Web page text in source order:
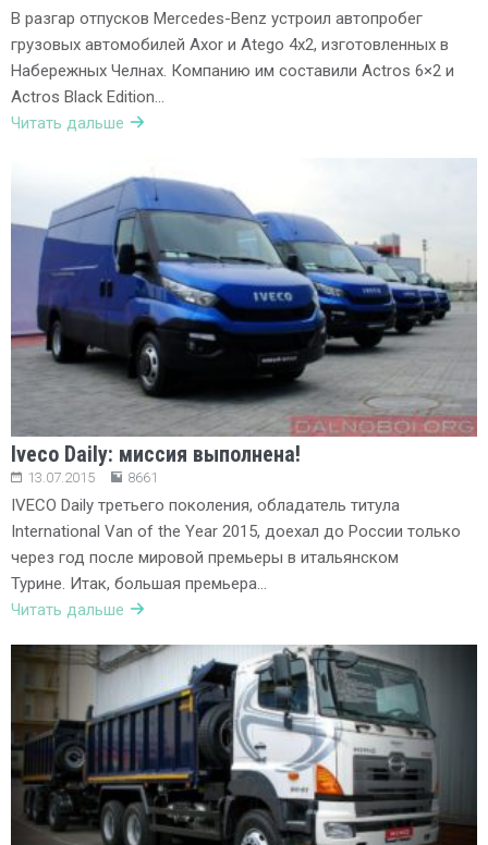
В разгар отпусков Mercedes-Benz устроил автопробег
грузовых автомобилей Axor и Atego 4х2, изготовленных в
Набережных Челнах. Компанию им составили Actros 6×2 и
Actros Black Edition…
Читать дальше
Iveco Daily: миссия выполнена!
13.07.2015 8661
IVECO Daily третьего поколения, обладатель титула
International Van of the Year 2015, доехал до России только
через год после мировой премьеры в итальянском
Турине. Итак, большая премьера…
Читать дальше